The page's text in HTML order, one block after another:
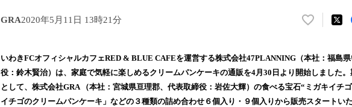
GRA2020年5月11日 13時21分
い
！
数
を
読
いわきFCオフィシャルカフェRED & BLUE CAFEを運営する株式会社47PLANNING（本社：福島
役：鈴木賢治）は、家庭で気軽に楽しめるクリームパンケーキの通販を4月30日より開始しました
として、株式会社GRA （本社：宮城県亘理郡、代表取締役：岩佐大輝）の食べる宝石“ミガキイチ
イチゴのクリームパンケーキ」などの３種類の詰め合わせ６個入り・９個入りから販売スタートいた